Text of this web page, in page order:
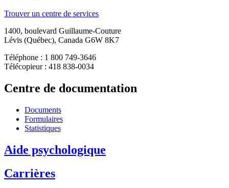
Trouver un centre de services
1400, boulevard Guillaume-Couture
Lévis (Québec), Canada G6W 8K7
Téléphone : 1 800 749-3646
Télécopieur : 418 838-0034
Centre de documentation
Documents
Formulaires
Statistiques
Aide psychologique
Carrières